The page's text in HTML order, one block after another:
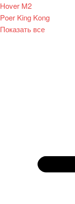
Hover M2
Poer King Kong
Показать все